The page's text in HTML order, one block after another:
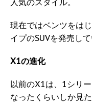
人気のスタイル。
現在ではベンツをは
イプのSUVを発売して
X1の進化
以前のX1は、1シリ
なったくらいしか見